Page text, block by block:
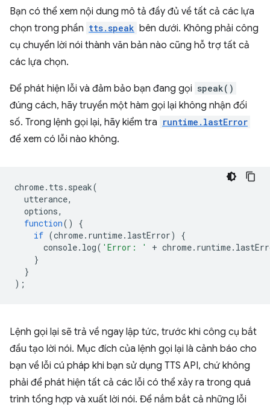
Bạn có thể xem nội dung mô tả đầy đủ về tất cả các lựa
chọn trong phần tts.speak bên dưới. Không phải công
cụ chuyển lời nói thành văn bản nào cũng hỗ trợ tất cả
các lựa chọn.
Để phát hiện lỗi và đảm bảo bạn đang gọi speak()
đúng cách, hãy truyền một hàm gọi lại không nhận đối
số. Trong lệnh gọi lại, hãy kiểm tra runtime.lastError
để xem có lỗi nào không.
chrome. tts . speak(
utterance,
options,
function()
{
if (chrome. runtime. lastError)
{
console. log( 'Error: ' + chrome. runtime.
}
}
);
Lệnh gọi lại sẽ trả về ngay lập tức, trước khi công cụ bắt
đầu tạo lời nói. Mục đích của lệnh gọi lại là cảnh báo cho
bạn về lỗi cú pháp khi bạn sử dụng TTS API, chứ không
phải để phát hiện tất cả các lỗi có thể xảy ra trong quá
trình tổng hợp và xuất lời nói. Để nắm bắt cả những lỗi